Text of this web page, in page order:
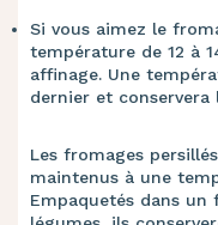
Si vous aimez le
température de 12 à
affinage. Une
dernier et
Les fromages
maintenus à une
Empaquetés dans